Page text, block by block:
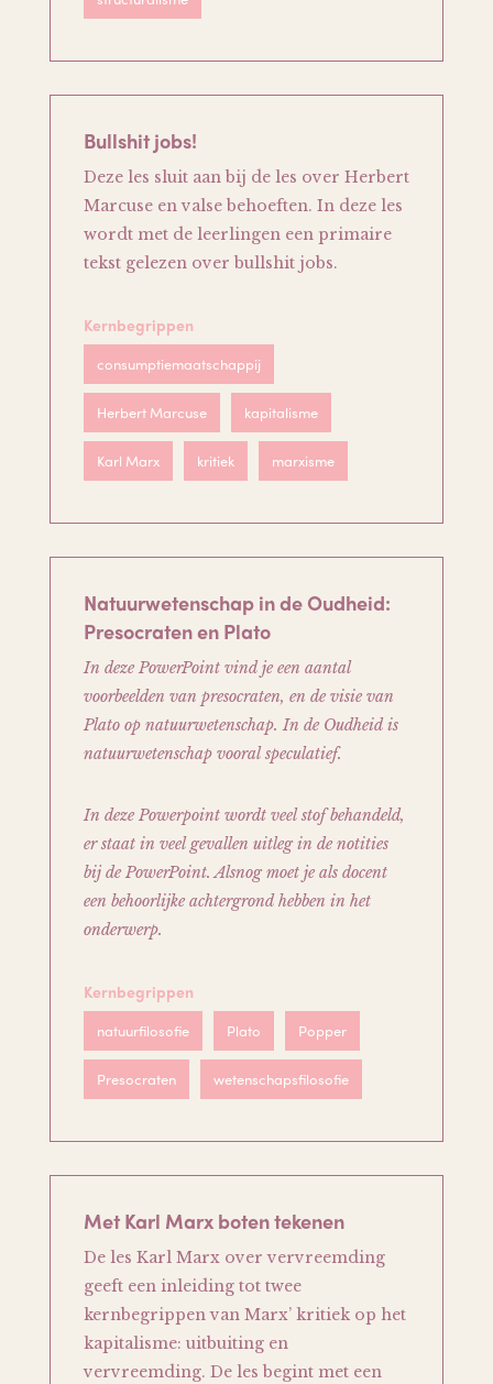
Bullshit jobs!
Deze les sluit aan bij de les over Herbert
Marcuse en valse behoeften. In deze les
wordt met de leerlingen een primaire
tekst gelezen over bullshit jobs.
Kernbegrippen
consumptiemaatschappij
Herbert Marcuse kapitalisme
Karl Marx kritiek marxisme
Natuurwetenschap in de Oudheid:
Presocraten en Plato
In deze PowerPoint vind je een aantal
voorbeelden van presocraten, en de visie van
Plato op natuurwetenschap. In de Oudheid is
natuurwetenschap vooral speculatief.
In deze Powerpoint wordt veel stof behandeld,
er staat in veel gevallen uitleg in de notities
bij de PowerPoint. Alsnog moet je als docent
een behoorlijke achtergrond hebben in het
onderwerp.
Kernbegrippen
natuurfilosofie Plato Popper
Presocraten wetenschapsfilosofie
Met Karl Marx boten tekenen
De les Karl Marx over vervreemding
geeft een inleiding tot twee
kernbegrippen van Marx’ kritiek op het
kapitalisme: uitbuiting en
vervreemding. De les begint met een